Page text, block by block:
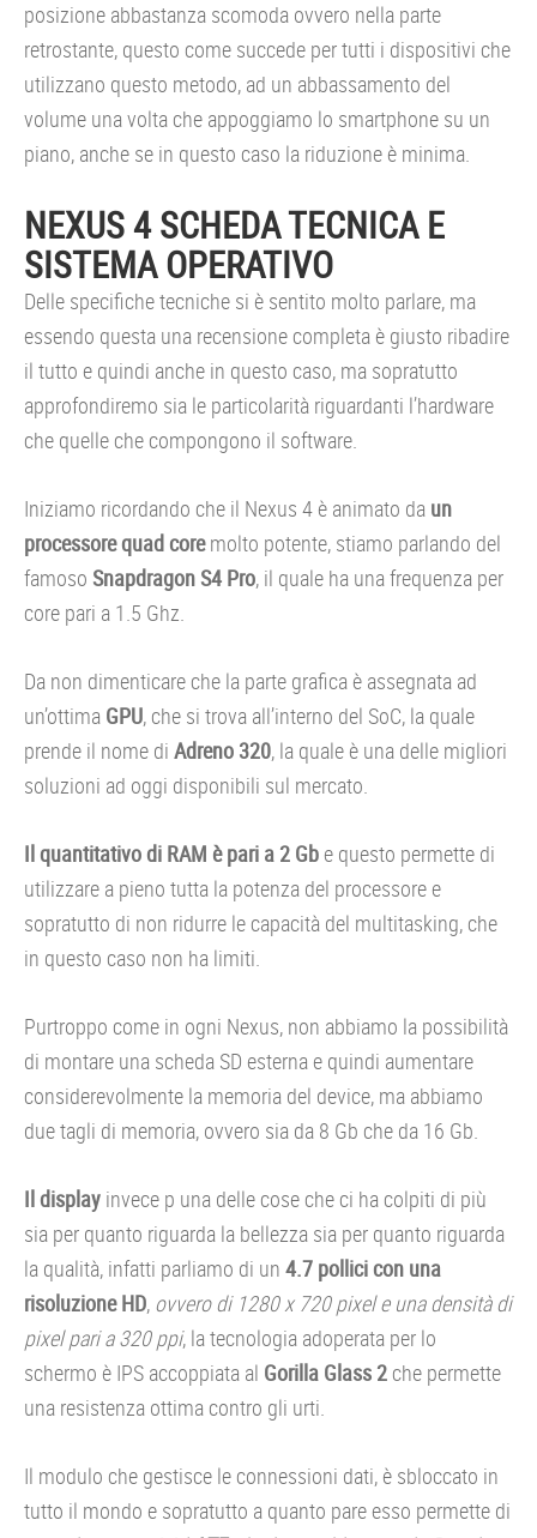
posizione abbastanza scomoda ovvero nella parte
retrostante, questo come succede per tutti i dispositivi che
utilizzano questo metodo, ad un abbassamento del
volume una volta che appoggiamo lo smartphone su un
piano, anche se in questo caso la riduzione è minima.
NEXUS 4 SCHEDA TECNICA E
SISTEMA OPERATIVO
Delle specifiche tecniche si è sentito molto parlare, ma
essendo questa una recensione completa è giusto ribadire
il tutto e quindi anche in questo caso, ma sopratutto
approfondiremo sia le particolarità riguardanti l’hardware
che quelle che compongono il software.
Iniziamo ricordando che il Nexus 4 è animato da un
processore quad coremolto potente, stiamo parlando del
famoso Snapdragon S4 Pro, il quale ha una frequenza per
core pari a 1.5 Ghz.
Da non dimenticare che la parte grafica è assegnata ad
un’ottima GPU, che si trova all’interno del SoC, la quale
prende il nome di Adreno 320, la quale è una delle migliori
soluzioni ad oggi disponibili sul mercato.
Il quantitativo di RAM è pari a 2 Gb e questo permette di
utilizzare a pieno tutta la potenza del processore e
sopratutto di non ridurre le capacità del multitasking, che
in questo caso non ha limiti.
Purtroppo come in ogni Nexus, non abbiamo la possibilità
di montare una scheda SD esterna e quindi aumentare
considerevolmente la memoria del device, ma abbiamo
due tagli di memoria, ovvero sia da 8 Gb che da 16 Gb.
Il display invece p una delle cose che ci ha colpiti di più
sia per quanto riguarda la bellezza sia per quanto riguarda
la qualità, infatti parliamo di un 4.7 pollici con una
risoluzione HD, ovvero di 1280 x 720 pixel e una densità di
pixel pari a 320 ppi, la tecnologia adoperata per lo
schermo è IPS accoppiata al Gorilla Glass 2 che permette
una resistenza ottima contro gli urti.
Il modulo che gestisce le connessioni dati, è sbloccato in
tutto il mondo e sopratutto a quanto pare esso permette di